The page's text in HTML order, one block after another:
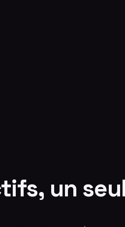
un seul